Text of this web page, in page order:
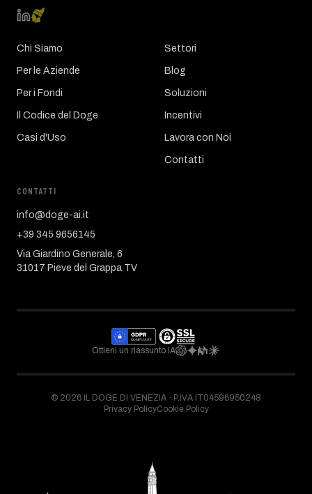
Chi Siamo
Per le Aziende
Per i Fondi
Il Codice del Doge
Casi d'Uso
Settori
Blog
Soluzioni
Incentivi
Lavora con Noi
Contatti
CONTATTI
info@doge-ai.it
+39 345 9656145
Via Giardino Generale, 6
31017 Pieve del Grappa TV
Ottieni un riassunto IA
© 2026 IL DOGE DI VENEZIA · P.IVA IT04596950248
Privacy PolicyCookie Policy